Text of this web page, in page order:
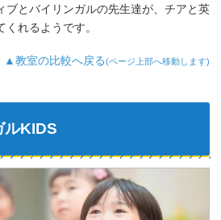
ブとバイリンガルの先生達が、チアと英
れるようです。
▲教室の比較へ戻る(ページ上部へ移動します)
ルKIDS